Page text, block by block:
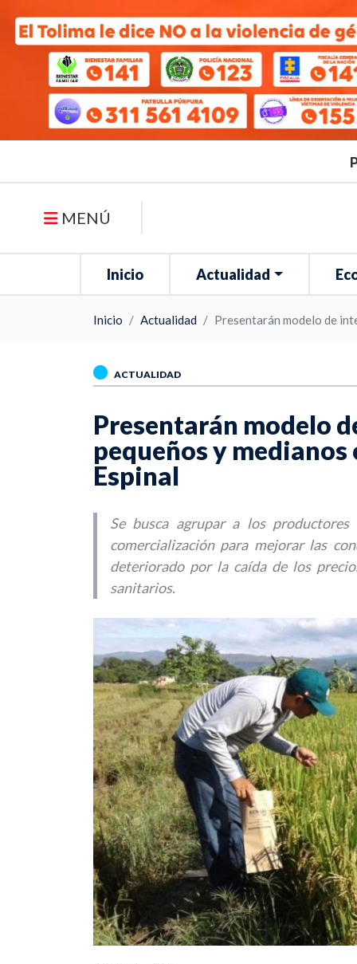
MENÚ
Inicio Actualidad
Inicio Actualidad Presentarán modelo de
ACTUALIDAD
Presentarán modelo
pequeños y
Espinal
Se busca agrupar a los
comercialización para mejorar las
deteriorado por la caída de los
sanitarios.